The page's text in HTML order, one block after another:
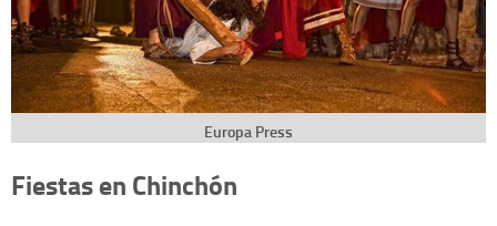
Europa Press
Fiestas en Chinchón